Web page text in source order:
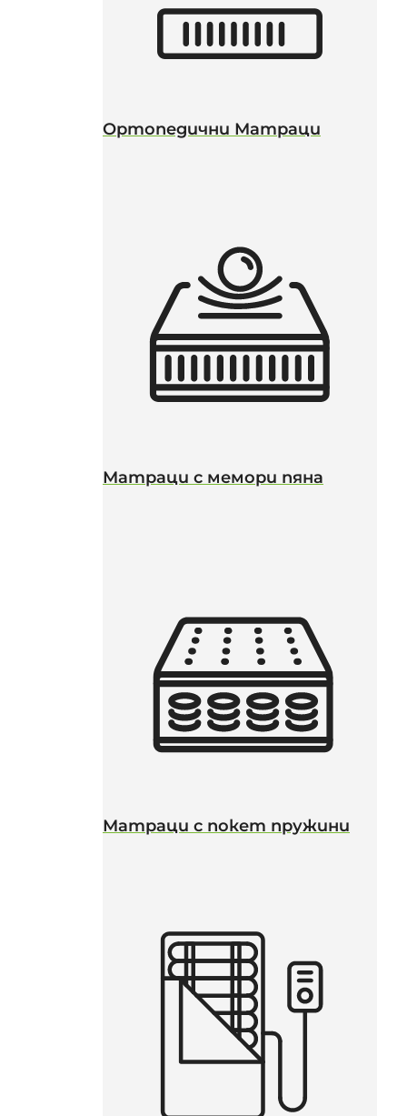
Ортопедични Матраци
Матраци с мемори пяна
Матраци с покет пружини